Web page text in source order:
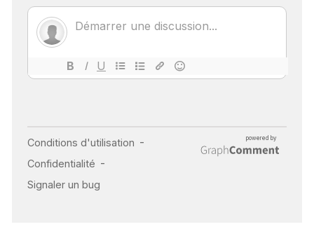
ÉCHO : DES IMAGES
POUR TOUTES LES
18 juil 2022
INSUFFISANCE
CARDIAQUE : LES